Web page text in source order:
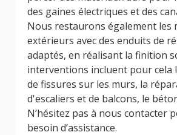
des gaines électriques et des
Nous restaurons également les
extérieurs avec des enduits de
adaptés, en réalisant la finition
interventions incluent pour cela
de fissures sur les murs, la
d'escaliers et de balcons, le
N’hésitez pas à nous contacter
besoin d’assistance.